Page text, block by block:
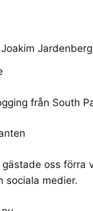
Joakim Jardenberg
från South
gästade oss förra
sociala medier.